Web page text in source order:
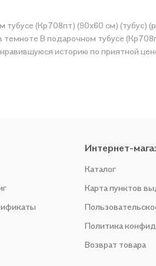
(Кр708пт) (90х60 см) (тубус)
В подарочном тубусе
Интернет-
Каталог
Карта пунктов
Политика
Возврат товара